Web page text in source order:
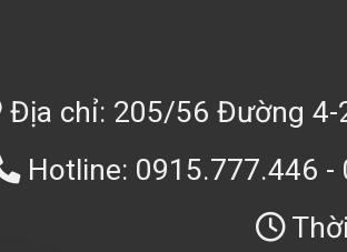
Địa chỉ: 205/56 Đường 4-
Hotline: 0915.777.446 -